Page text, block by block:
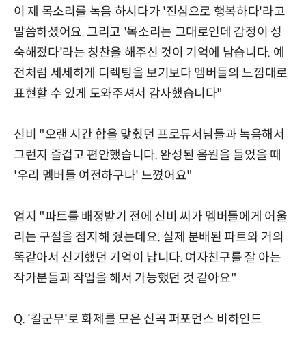
이 제 목소리를 녹음 하시다가 '진심으로 행복하다'라고
말씀하셨어요. 그리고 '목소리는 그대로인데 감정이 성
숙해졌다'라는 칭찬을 해주신 것이 기억에 남습니다. 예
전처럼 세세하게 디렉팅을 보기보다 멤버들의 느낌대로
표현할 수 있게 도와주셔서 감사했습니다"
신비 "오랜 시간 합을 맞췄던 프로듀서님들과 녹음해서
그런지 즐겁고 편안했습니다. 완성된 음원을 들었을 때
'우리 멤버들 여전하구나' 느꼈어요"
엄지 "파트를 배정받기 전에 신비 씨가 멤버들에게 어울
리는 구절을 점지해 줬는데요. 실제 분배된 파트와 거의
똑같아서 신기했던 기억이 납니다. 여자친구를 잘 아는
작가분들과 작업을 해서 가능했던 것 같아요"
Q. '칼군무'로 화제를 모은 신곡 퍼포먼스 비하인드